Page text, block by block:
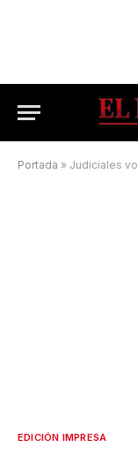
Portada » Judiciales
EDICIÓN IMPRESA